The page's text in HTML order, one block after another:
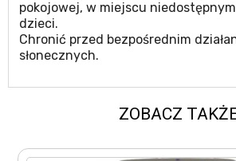
pokojowej, w miejscu niedostępnym
dzieci.
Chronić przed bezpośrednim
słonecznych.
ZOBACZ